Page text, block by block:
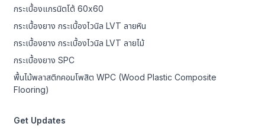
กระเบื้องแกรนิตโต้ 60x60
กระเบื้องยาง กระเบื้องไวนิล LVT ลายหิน
กระเบื้องยาง กระเบื้องไวนิล LVT ลายไม้
กระเบื้องยาง SPC
พื้นไม้พลาสติกคอมโพสิต WPC (Wood Plastic Composite
Flooring)
Get Updates